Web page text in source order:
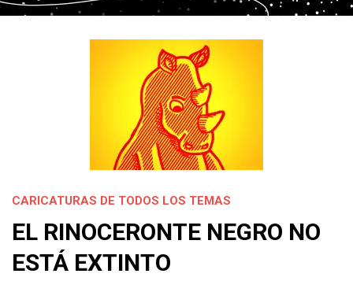
CARICATURAS DE TODOS LOS TEMAS
EL RINOCERONTE NEGRO NO
ESTÁ EXTINTO